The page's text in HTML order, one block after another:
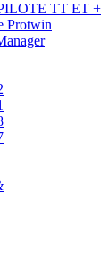
TT ET +
Protwin